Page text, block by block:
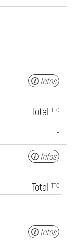
Infos
Total TTC
-
Infos
Total TTC
-
Infos